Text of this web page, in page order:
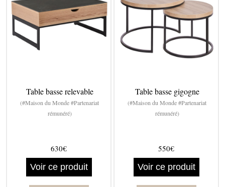
Table basse relevable
(#Maison du Monde #Partenariat
rémunéré)
630€
Voir ce produit
Table basse gigogne
(#Maison du Monde #Partenariat
rémunéré)
550€
Voir ce produit